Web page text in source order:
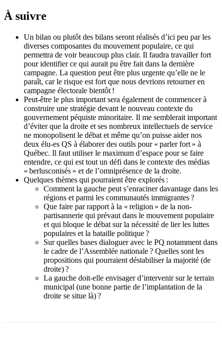
À suivre
Un bilan ou plutôt des bilans seront réalisés d’ici peu par les
diverses composantes du mouvement populaire, ce qui
permettra de voir beaucoup plus clair. Il faudra travailler fort
pour identifier ce qui aurait pu être fait dans la dernière
campagne. La question peut être plus urgente qu’elle ne le
paraît, car le risque est fort que nous devrions retourner en
campagne électorale bientôt !
Peut-être le plus important sera également de commencer à
construire une stratégie devant le nouveau contexte du
gouvernement péquiste minoritaire. Il me semblerait important
d’éviter que la droite et ses nombreux intellectuels de service
ne monopolisent le débat et même qu’on puisse aider nos
deux élu-es QS à élaborer des outils pour « parler fort » à
Québec. Il faut utiliser le maximum d’espace pour se faire
entendre, ce qui est tout un défi dans le contexte des médias
« berlusconisés » et de l’omniprésence de la droite.
Quelques thèmes qui pourraient être explorés :
Comment la gauche peut s’enraciner davantage dans les
régions et parmi les communautés immigrantes ?
Que faire par rapport à la « religion » de la non-
partisannerie qui prévaut dans le mouvement populaire
et qui bloque le débat sur la nécessité de lier les luttes
populaires et la bataille politique ?
Sur quelles bases dialoguer avec le PQ notamment dans
le cadre de l’Assemblée nationale ? Quelles sont les
propositions qui pourraient déstabiliser la majorité (de
droite) ?
La gauche doit-elle envisager d’intervenir sur le terrain
municipal (une bonne partie de l’implantation de la
droite se situe là) ?